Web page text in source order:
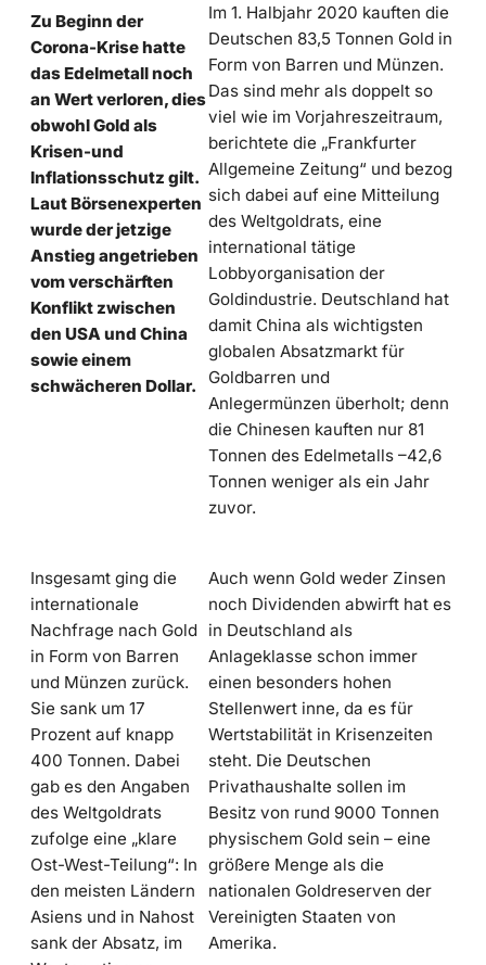
Zu Beginn der
Corona-Krise hatte
das Edelmetall noch
an Wert verloren, dies
obwohl Gold als
Krisen-und
Inflationsschutz gilt.
Laut Börsenexperten
wurde der jetzige
Anstieg angetrieben
vom verschärften
Konflikt zwischen
den USA und China
sowie einem
schwächeren Dollar.
Im 1. Halbjahr 2020 kauften die
Deutschen 83,5 Tonnen Gold in
Form von Barren und Münzen.
Das sind mehr als doppelt so
viel wie im Vorjahreszeitraum,
berichtete die „Frankfurter
Allgemeine Zeitung“ und bezog
sich dabei auf eine Mitteilung
des Weltgoldrats, eine
international tätige
Lobbyorganisation der
Goldindustrie. Deutschland hat
damit China als wichtigsten
globalen Absatzmarkt für
Goldbarren und
Anlegermünzen überholt; denn
die Chinesen kauften nur 81
Tonnen des Edelmetalls –42,6
Tonnen weniger als ein Jahr
zuvor.
Insgesamt ging die
internationale
Nachfrage nach Gold
in Form von Barren
und Münzen zurück.
Sie sank um 17
Prozent auf knapp
400 Tonnen. Dabei
gab es den Angaben
des Weltgoldrats
zufolge eine „klare
Ost-West-Teilung“: In
den meisten Ländern
Asiens und in Nahost
sank der Absatz, im
Auch wenn Gold weder Zinsen
noch Dividenden abwirft hat es
in Deutschland als
Anlageklasse schon immer
einen besonders hohen
Stellenwert inne, da es für
Wertstabilität in Krisenzeiten
steht. Die Deutschen
Privathaushalte sollen im
Besitz von rund 9000 Tonnen
physischem Gold sein – eine
größere Menge als die
nationalen Goldreserven der
Vereinigten Staaten von
Amerika.